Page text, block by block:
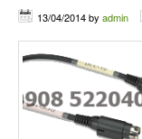
13/04/2014by admin